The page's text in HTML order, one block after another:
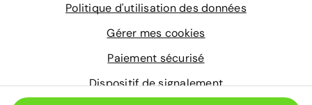
Politique d'utilisation des données
Gérer mes cookies
Paiement sécurisé
Dispositif de signalement
© 2026 Aramisauto.com